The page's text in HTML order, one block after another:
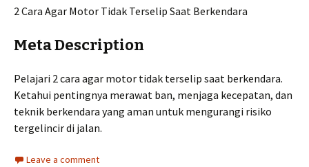
2 Cara Agar Motor Tidak Terselip Saat Berkendara
Meta Description
Pelajari 2 cara agar motor tidak terselip saat berkendara.
Ketahui pentingnya merawat ban, menjaga kecepatan, dan
teknik berkendara yang aman untuk mengurangi risiko
tergelincir di jalan.
Leave a comment